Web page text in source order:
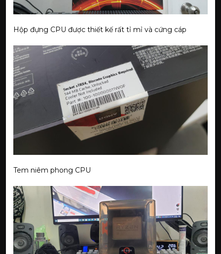
Hộp đựng CPU được thiết kế rất tỉ mỉ và cứng cáp
Tem niêm phong CPU